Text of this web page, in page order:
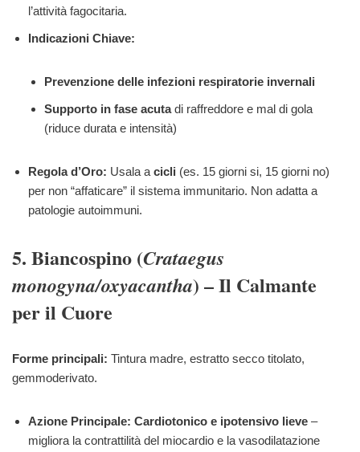
l’attività fagocitaria.
Indicazioni Chiave:
Prevenzione delle infezioni respiratorie invernali
Supporto in fase acutadi raffreddore e mal di gola
(riduce durata e intensità)
Regola d’Oro: Usala acicli (es. 15 giorni si, 15 giorni no)
per non “affaticare” il sistema immunitario. Non adatta a
patologie autoimmuni.
5. Biancospino (Crataegus
monogyna/oxyacantha) – Il Calmante
per il Cuore
Forme principali: Tintura madre, estratto secco titolato,
gemmoderivato.
Azione Principale: Cardiotonico e ipotensivo lieve –
migliora la contrattilità del miocardio e la vasodilatazione